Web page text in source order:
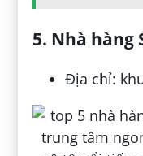
5. Nhà hàng
Địa chỉ: